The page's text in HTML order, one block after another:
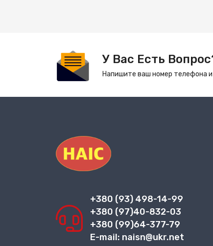
У Вас Есть
Напишите ваш номер телефона
+380 (93) 498-14-99
+380 (97)40-832-03
+380 (99)64-377-79
E-mail: naisn@ukr.net